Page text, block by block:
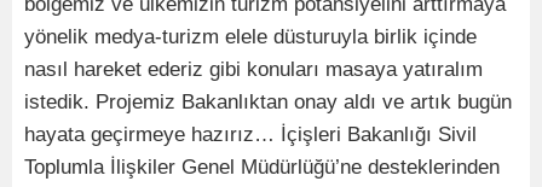
yönelik medya-turizm elele düsturuyla birlik içinde
nasıl hareket ederiz gibi konuları masaya yatıralım
istedik. Projemiz Bakanlıktan onay aldı ve artık bugün
hayata geçirmeye hazırız… İçişleri Bakanlığı Sivil
Toplumla İlişkiler Genel Müdürlüğü’ne desteklerinden